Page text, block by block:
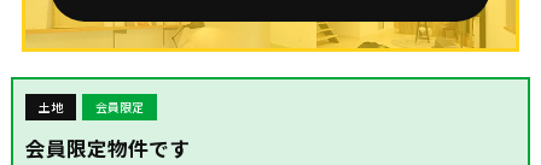
土地 会員限定
会員限定物件です